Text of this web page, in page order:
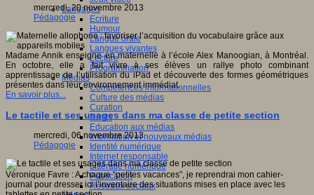
Langages
Ecriture
Humour
Langue orale
Langues vivantes
Lecture
Programmation
Médias
Compétences informationnelles
Culture des médias
Curation
Droits
Education aux médias
Information et nouveaux médias
Identité numérique
Internet responsable
Littératie numérique
Publication
Réseaux sociaux
mercredi, 20 novembre 2013
Pédagogie
Madame Annik enseigne en maternelle à l’école Alex Manoogian, à Montréal.
En octobre, elle a fait vivre à ses élèves un rallye photo combinant
apprentissage de l’utilisation du iPad et découverte des formes géométriques
présentes dans leur environnement immédiat.
En savoir plus...
Le tactile et ses usages dans ma classe de petite section
mercredi, 06 novembre 2013
Pédagogie
Véronique Favre : A chaque “petites vacances”, je reprendrai mon cahier-
journal pour dresser ici l’inventaire des situations mises en place avec les